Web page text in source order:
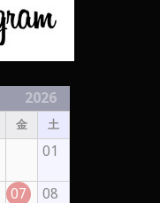
2026
金 土
01
07 08